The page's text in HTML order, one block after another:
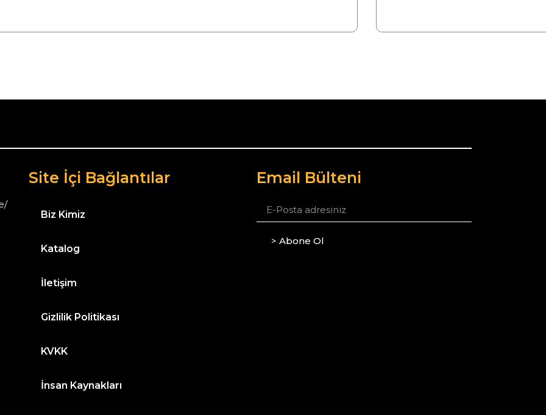
Site İçi Bağlantılar
Biz Kimiz
Katalog
İletişim
Gizlilik Politikası
KVKK
İnsan Kaynakları
Email Bülteni
> Abone Ol